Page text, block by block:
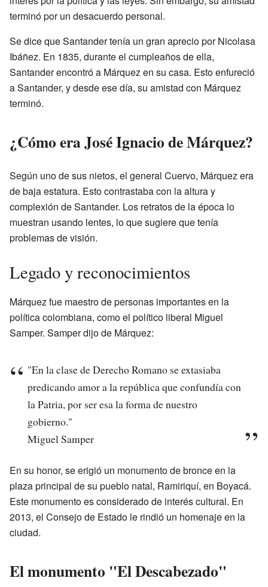
terminó por un desacuerdo personal.
Se dice que Santander tenía un gran aprecio por Nicolasa
Ibáñez. En 1835, durante el cumpleaños de ella,
Santander encontró a Márquez en su casa. Esto enfureció
a Santander, y desde ese día, su amistad con Márquez
terminó.
¿Cómo era José Ignacio de Márquez?
Según uno de sus nietos, el general Cuervo, Márquez era
de baja estatura. Esto contrastaba con la altura y
complexión de Santander. Los retratos de la época lo
muestran usando lentes, lo que sugiere que tenía
problemas de visión.
Legado y reconocimientos
Márquez fue maestro de personas importantes en la
política colombiana, como el político liberal Miguel
Samper. Samper dijo de Márquez:
"En la clase de Derecho Romano se extasiaba
predicando amor a la república que confundía con
la Patria, por ser esa la forma de nuestro
gobierno."
Miguel Samper
En su honor, se erigió un monumento de bronce en la
plaza principal de su pueblo natal, Ramiriquí, en Boyacá.
Este monumento es considerado de interés cultural. En
2013, el Consejo de Estado le rindió un homenaje en la
ciudad.
El monumento "El Descabezado"